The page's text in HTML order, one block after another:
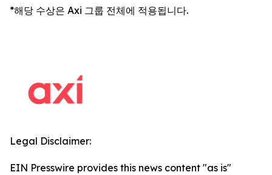
*해당 수상은 Axi 그룹 전체에 적용됩니다.
Legal Disclaimer:
EIN Presswire provides this news content "as is"